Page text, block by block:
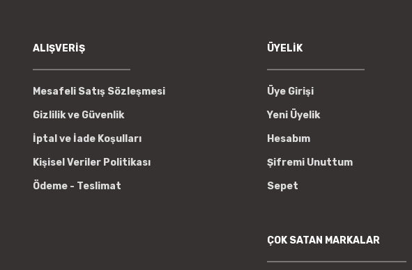
ALIŞVERİŞ
Mesafeli Satış Sözleşmesi
Gizlilik ve Güvenlik
İptal ve İade Koşulları
Kişisel Veriler Politikası
Ödeme - Teslimat
ÜYELİK
Üye Girişi
Yeni Üyelik
Hesabım
Şifremi Unuttum
Sepet
ÇOK SATAN MARKALAR